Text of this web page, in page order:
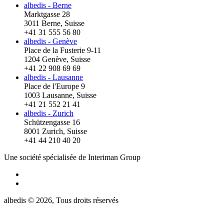
albedis - Berne
Marktgasse 28
3011 Berne, Suisse
+41 31 555 56 80
albedis - Genève
Place de la Fusterie 9-11
1204 Genève, Suisse
+41 22 908 69 69
albedis - Lausanne
Place de l'Europe 9
1003 Lausanne, Suisse
+41 21 552 21 41
albedis - Zurich
Schützengasse 16
8001 Zurich, Suisse
+41 44 210 40 20
Une société spécialisée de Interiman Group
albedis © 2026, Tous droits réservés